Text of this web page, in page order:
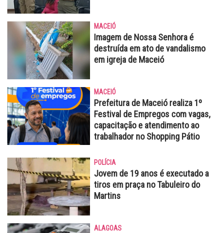
MACEIÓ
Imagem de Nossa Senhora é
destruída em ato de vandalismo
em igreja de Maceió
MACEIÓ
Prefeitura de Maceió realiza 1º
Festival de Empregos com vagas,
capacitação e atendimento ao
trabalhador no Shopping Pátio
POLÍCIA
Jovem de 19 anos é executado a
tiros em praça no Tabuleiro do
Martins
ALAGOAS